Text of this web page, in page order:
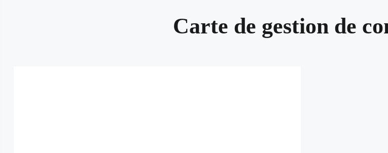
Carte de gestion de